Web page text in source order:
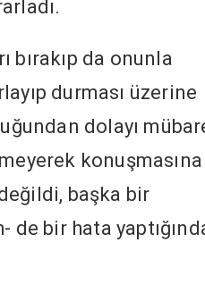
bırakıp da onunla
durması üzerine
dolayı
konuşmasına
başka bir
bir hata